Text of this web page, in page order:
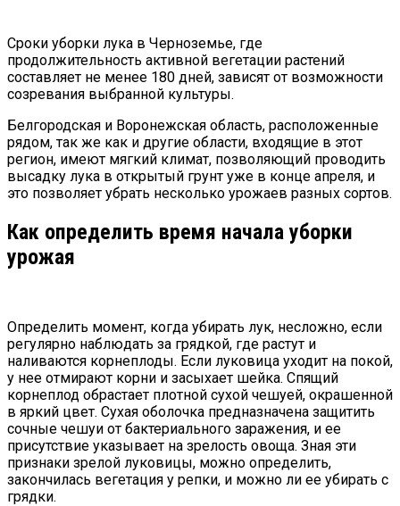
Сроки уборки лука в Черноземье, где
продолжительность активной вегетации растений
составляет не менее 180 дней, зависят от возможности
созревания выбранной культуры.
Белгородская и Воронежская область, расположенные
рядом, так же как и другие области, входящие в этот
регион, имеют мягкий климат, позволяющий проводить
высадку лука в открытый грунт уже в конце апреля, и
это позволяет убрать несколько урожаев разных сортов.
Как определить время начала уборки
урожая
Определить момент, когда убирать лук, несложно, если
регулярно наблюдать за грядкой, где растут и
наливаются корнеплоды. Если луковица уходит на покой,
у нее отмирают корни и засыхает шейка. Спящий
корнеплод обрастает плотной сухой чешуей, окрашенной
в яркий цвет. Сухая оболочка предназначена защитить
сочные чешуи от бактериального заражения, и ее
присутствие указывает на зрелость овоща. Зная эти
признаки зрелой луковицы, можно определить,
закончилась вегетация у репки, и можно ли ее убирать с
грядки.